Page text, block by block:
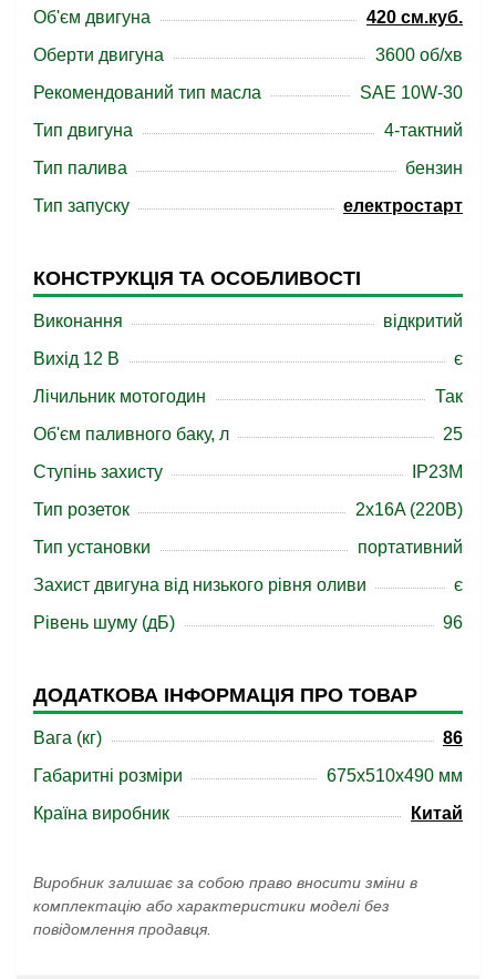
Об'єм двигуна
420 см.куб.
Оберти двигуна
3600 об/хв
Рекомендований тип масла
SAE 10W-30
Тип двигуна
4-тактний
Тип палива
бензин
Тип запуску
електростарт
КОНСТРУКЦІЯ ТА ОСОБЛИВОСТІ
Виконання
відкритий
Вихід 12 В
є
Лічильник мотогодин
Так
Об'єм паливного баку, л
25
Ступінь захисту
IP23M
Тип розеток
2x16A (220В)
Тип установки
портативний
Захист двигуна від низького рівня оливи
є
Рівень шуму (дБ)
96
ДОДАТКОВА ІНФОРМАЦІЯ ПРО ТОВАР
Вага (кг)
86
Габаритні розміри
675x510x490 мм
Країна виробник
Китай
Виробник залишає за собою право вносити зміни в
комплектацію або характеристики моделі без
повідомлення продавця.